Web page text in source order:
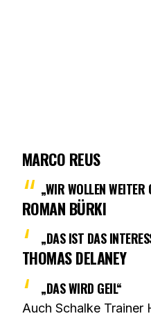
MARCO REUS
„WIR WOLLEN
ROMAN BÜRKI
„DAS IST DAS
THOMAS DELANEY
„DAS WIRD GEIL“
Auch Schalke Trainer